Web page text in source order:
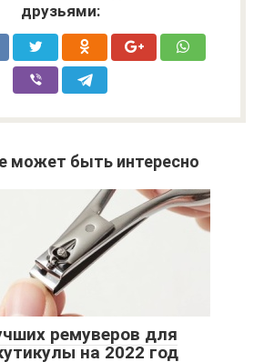
друзьями:
может быть интересно
ремуверов для
на 2022 год